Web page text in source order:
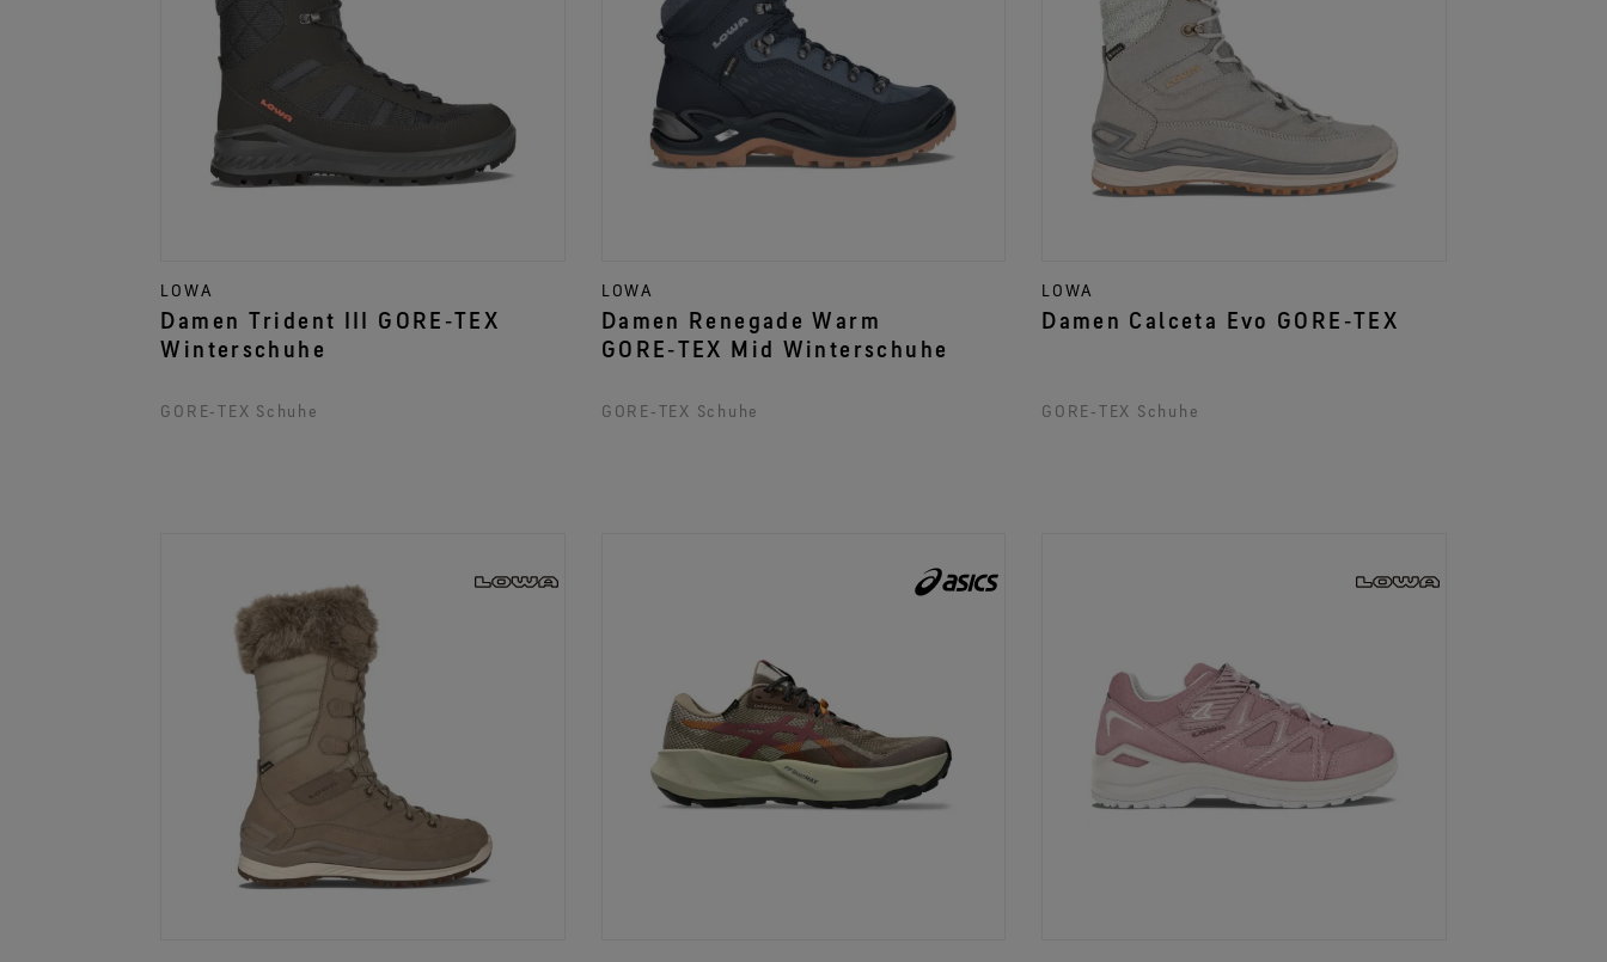
LOWA
Damen Trident III GORE‑TEX
Winterschuhe
GORE‑TEX Schuhe
LOWA
Damen Renegade Warm
GORE‑TEX Mid Winterschuhe
GORE‑TEX Schuhe
LOWA
Damen Calceta Evo GORE‑TEX
GORE‑TEX Schuhe